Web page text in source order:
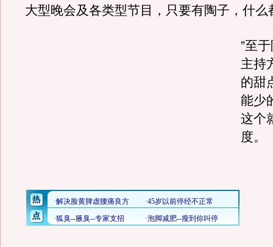
大型晚会及各类型节目，只要有陶子，什么
”至
主持
的甜
能少
这个
度。